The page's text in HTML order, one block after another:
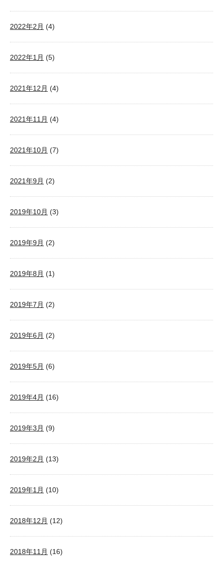
2022年2月 (4)
2022年1月 (5)
2021年12月 (4)
2021年11月 (4)
2021年10月 (7)
2021年9月 (2)
2019年10月 (3)
2019年9月 (2)
2019年8月 (1)
2019年7月 (2)
2019年6月 (2)
2019年5月 (6)
2019年4月 (16)
2019年3月 (9)
2019年2月 (13)
2019年1月 (10)
2018年12月 (12)
2018年11月 (16)